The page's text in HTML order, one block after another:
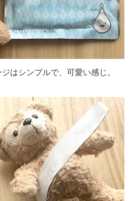
はシンプルで、可愛い感じ。